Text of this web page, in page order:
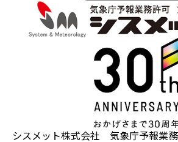
ZEROSAI X-AI
技術提案
閉じる
シスメット株式会社 気象庁予報業